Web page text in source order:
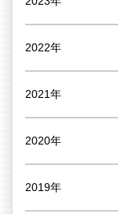
2022年
2021年
2020年
2019年